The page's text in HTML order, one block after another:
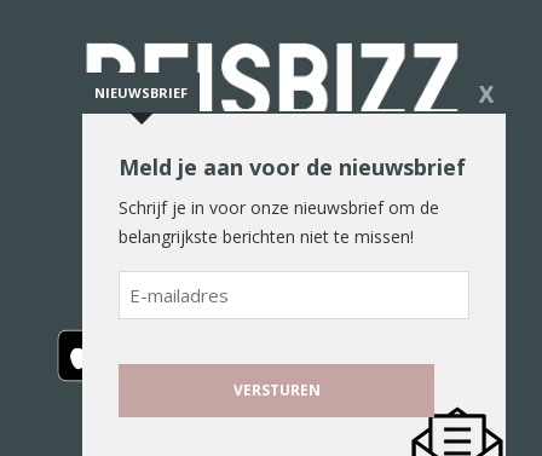
De reiswereld in woord en beeld
NIEUWSBRIEF X
Meld je aan voor de nieuwsbrief
Schrijf je in voor onze nieuwsbrief om de
belangrijkste berichten niet te missen!
E-
mailadres